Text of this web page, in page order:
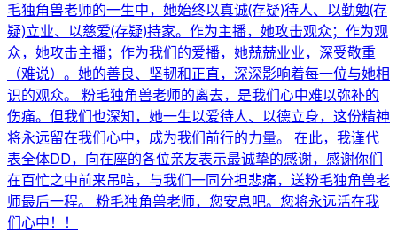
毛独角兽老师的一生中，她始终以真诚(存疑)待人、以勤勉(存
疑)立业、以慈爱(存疑)持家。作为主播，她攻击观众；作为观
众，她攻击主播；作为我们的爱播，她兢兢业业，深受敬重
（难说）。她的善良、坚韧和正直，深深影响着每一位与她相
识的观众。 粉毛独角兽老师的离去，是我们心中难以弥补的
伤痛。但我们也深知，她一生以爱待人、以德立身，这份精神
将永远留在我们心中，成为我们前行的力量。 在此，我谨代
表全体DD，向在座的各位亲友表示最诚挚的感谢，感谢你们
在百忙之中前来吊唁，与我们一同分担悲痛，送粉毛独角兽老
师最后一程。 粉毛独角兽老师，您安息吧。您将永远活在我
们心中！！